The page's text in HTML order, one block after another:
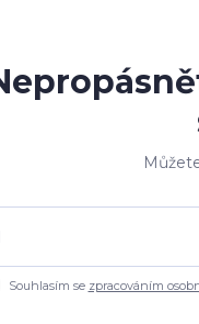
Souhlasím se zpracováním